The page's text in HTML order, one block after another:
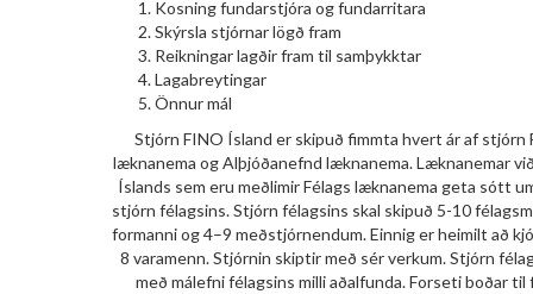
Kosning fundarstjóra og fundarritara
Skýrsla stjórnar lögð fram
Reikningar lagðir fram til samþykktar
Lagabreytingar
Önnur mál
Stjórn FINO Ísland er skipuð fimmta hvert ár af stjórn
læknanema og Alþjóðanefnd læknanema. Læknanemar
Íslands sem eru meðlimir Félags læknanema geta sótt
stjórn félagsins. Stjórn félagsins skal skipuð 5-10
formanni og 4–9 meðstjórnendum. Einnig er heimilt að
8 varamenn. Stjórnin skiptir með sér verkum. Stjórn
með málefni félagsins milli aðalfunda. Forseti boðar til